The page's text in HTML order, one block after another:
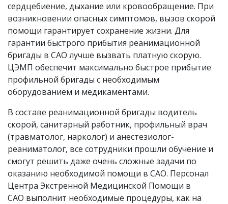
сердцебиение, дыхание или кровообращение. При
возникновении опасных симптомов, вызов скорой
помощи гарантирует сохранение жизни. Для
гарантии быстрого прибытия реанимационной
бригады в САО лучше вызвать платную скорую.
ЦЭМП обеспечит максимально быстрое прибытие
профильной бригады с необходимым
оборудованием и медикаментами.
В составе реанимационной бригады водитель
скорой, санитарный работник, профильный врач
(травматолог, нарколог) и анестезиолог-
реаниматолог, все сотрудники прошли обучение и
смогут решить даже очень сложные задачи по
оказанию необходимой помощи в САО. Персонал
Центра Экстренной Медицинской Помощи в
САО выполнит необходимые процедуры, как на